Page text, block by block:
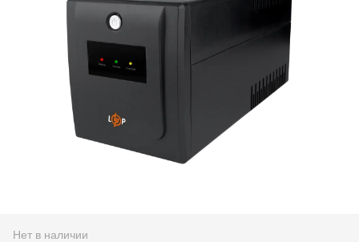
Нет в наличии